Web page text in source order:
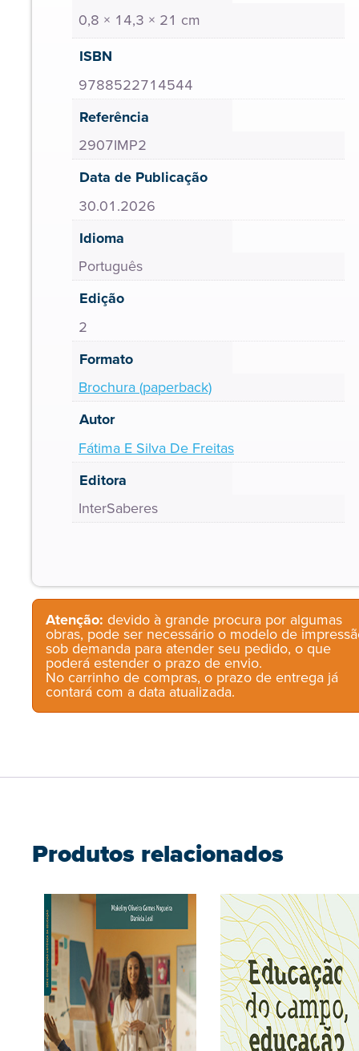
0,8 × 14,3 × 21 cm
ISBN
9788522714544
Referência
2907IMP2
Data de Publicação
30.01.2026
Idioma
Português
Edição
2
Formato
Brochura (paperback)
Autor
Fátima E Silva De Freitas
Editora
InterSaberes
Atenção: devido à grande procura por algumas
obras, pode ser necessário o modelo de
sob demanda para atender seu pedido, o que
poderá estender o prazo de envio.
No carrinho de compras, o prazo de entrega já
contará com a data atualizada.
Produtos relacionados